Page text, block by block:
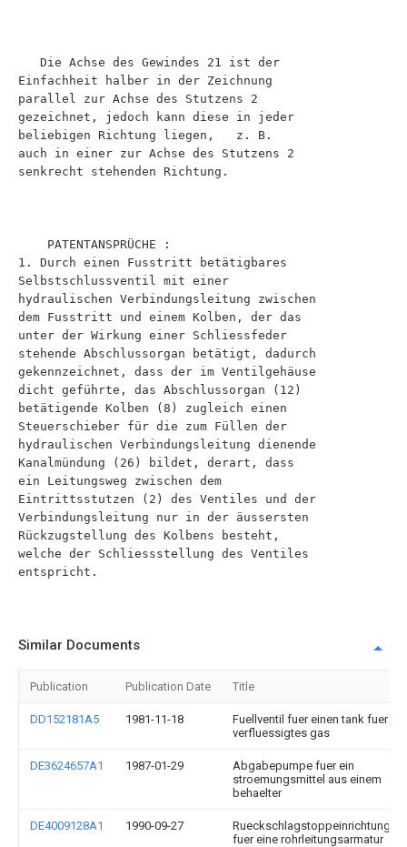
Similar Documents
Publication Publication Date Title
DD152181A5 1981-11-18
Fuellventil fuer einen tank fuer
verfluessigtes gas
DE3624657A1 1987-01-29
Abgabepumpe fuer ein
stroemungsmittel aus einem
behaelter
DE4009128A1 1990-09-27
Rueckschlagstoppeinrichtung
fuer eine rohrleitungsarmatur